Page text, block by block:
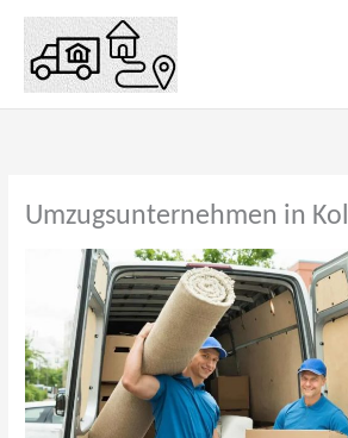
springen
Umzugsunternehmen in